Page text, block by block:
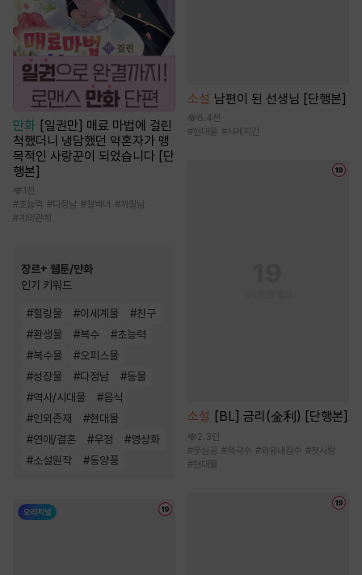
만화
[일권만] 매료 마법에 걸린
척했더니 냉담했던 약혼자가 맹
목적인 사랑꾼이 되었습니다 [단
행본]
1천
#초능력 #다정남 #철벽녀 #까칠남
# 계약관계
장르+ 웹툰/만화
인기 키워드
#힐링물 #이세계물 #친구
#환생물 #복수 #초능력
#복수물 #오피스물
#성장물 #다정남 #동물
#역사/시대물 #음식
#인외존재 #현대물
#연애/결혼 #우정 #영상화
#소설원작 #동양풍
소설 남편이 된 선생님 [단행본]
6.4천
#현대물 #사제지간
소설 [BL] 금리(金利) [단행본]
2.3만
#무심공 #적극수 #외유내강수 #첫사랑
#현대물